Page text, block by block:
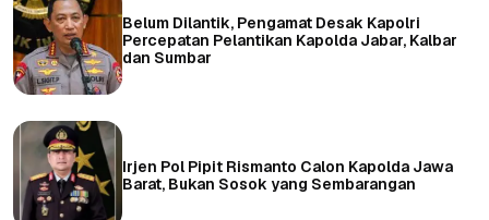
Belum Dilantik, Pengamat Desak Kapolri
Percepatan Pelantikan Kapolda Jabar, Kalbar
dan Sumbar
Irjen Pol Pipit Rismanto Calon Kapolda Jawa
Barat, Bukan Sosok yang Sembarangan